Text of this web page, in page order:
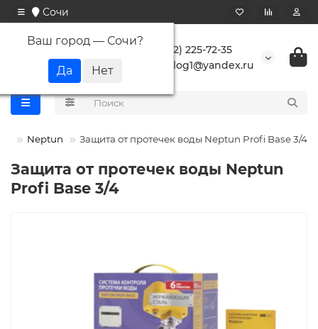
Сочи
Ваш город — Сочи?
+7 (862) 225-72-35
buranlog1@yandex.ru
Neptun Защита от протечек воды Neptun Profi Base 3/4
Защита от протечек воды Neptun
Profi Base 3/4